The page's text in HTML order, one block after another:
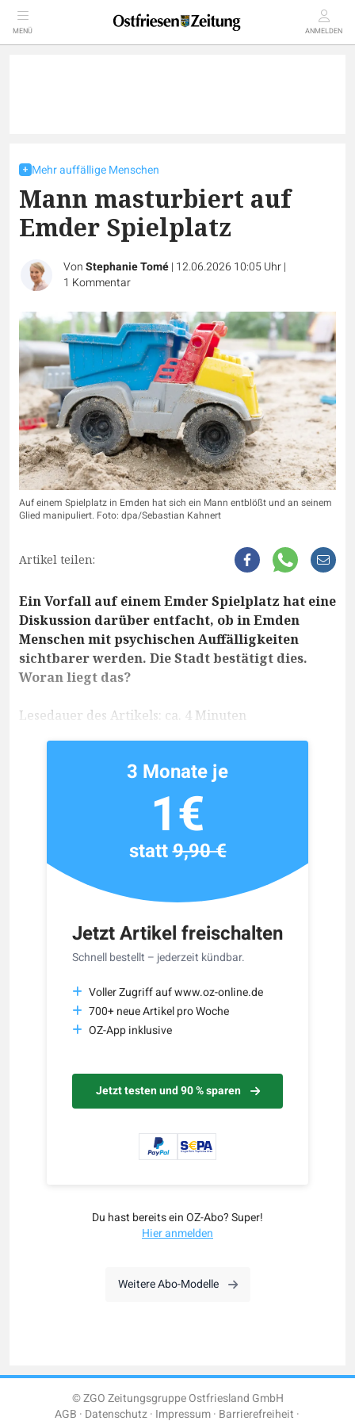
MENÜ ANMELDEN
Mehr auffällige Menschen
Mann masturbiert auf
Emder Spielplatz
VonStephanie Tomé| 12.06.2026 10:05 Uhr|
1 Kommentar
Auf einem Spielplatz in Emden hat sich ein Mann entblößt und an seinem
Glied manipuliert. Foto: dpa/Sebastian Kahnert
Artikel teilen:
Ein Vorfall auf einem Emder Spielplatz hat eine
Diskussion darüber entfacht, ob in Emden
Menschen mit psychischen Auffälligkeiten
sichtbarer werden. Die Stadt bestätigt dies.
Woran liegt das?
Lesedauer des Artikels: ca. 4 Minuten
Jetzt Artikel freischalten
Schnell bestellt – jederzeit kündbar.
Voller Zugriff auf www.oz-online.de
700+ neue Artikel pro Woche
OZ-App inklusive
Jetzt testen und 90 % sparen
3 Monate je
1€
statt9,90 €
Du hast bereits ein OZ-Abo? Super!
Hier anmelden
Weitere Abo-Modelle
© ZGO Zeitungsgruppe Ostfriesland GmbH
AGB Datenschutz Impressum Barrierefreiheit